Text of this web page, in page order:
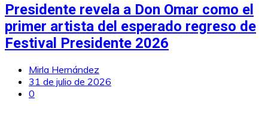
Presidente revela a Don Omar como el
primer artista del esperado regreso de
Festival Presidente 2026
Mirla Hernández
31 de julio de 2026
0